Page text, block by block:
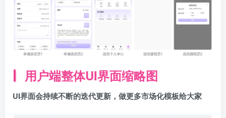
用户端整体UI界面缩略图
UI界面会持续不断的迭代更新，做更多市场化模板给大家